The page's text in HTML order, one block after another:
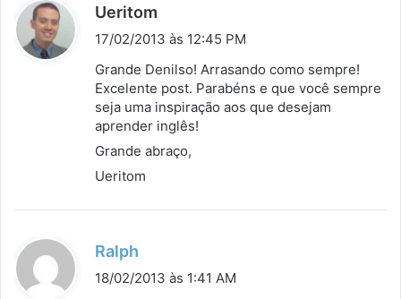
Ueritom
i
s
e
:
17/02/2013 às 12:45 PM
Grande Denilso! Arrasando como sempre!
Excelente post. Parabéns e que você sempre
seja uma inspiração aos que desejam
aprender inglês!
Grande abraço,
Ueritom
Ralph
i
18/02/2013 às 1:41 AM